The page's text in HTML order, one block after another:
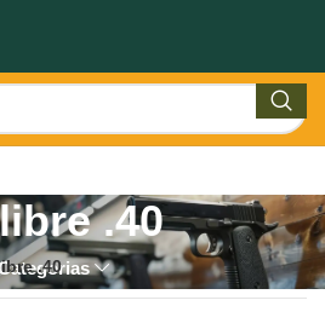
.40
.40